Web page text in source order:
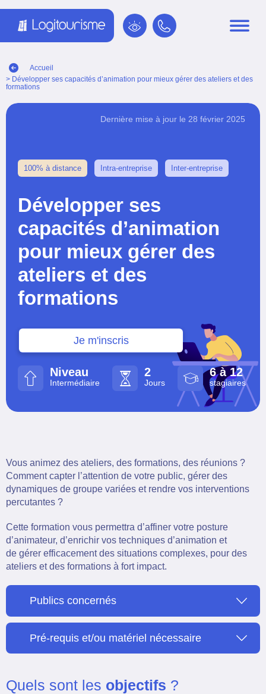
Accueil
> Développer ses capacités d’animation pour mieux gérer des ateliers et des
formations
Dernière mise à jour le 28 février 2025
100% à distance Intra-entreprise Inter-entreprise
Développer ses
capacités d’animation
pour mieux gérer des
ateliers et des
formations
Je m'inscris
Niveau
Intermédiaire
2
Jours
6 à 12
stagiaires
Vous animez des ateliers, des formations, des réunions ?
Comment capter l’attention de votre public, gérer des
dynamiques de groupe variées et rendre vos interventions
percutantes ?
Cette formation vous permettra d’affiner votre posture
d’animateur, d’enrichir vos techniques d’animation et
de gérer efficacement des situations complexes, pour des
ateliers et des formations à fort impact.
Publics concernés
Pré-requis et/ou matériel nécessaire
Quels sont les objectifs ?